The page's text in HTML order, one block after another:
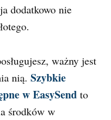
dodatkowo nie
ważny jest
nią. Szybkie
w EasySend to
środków w